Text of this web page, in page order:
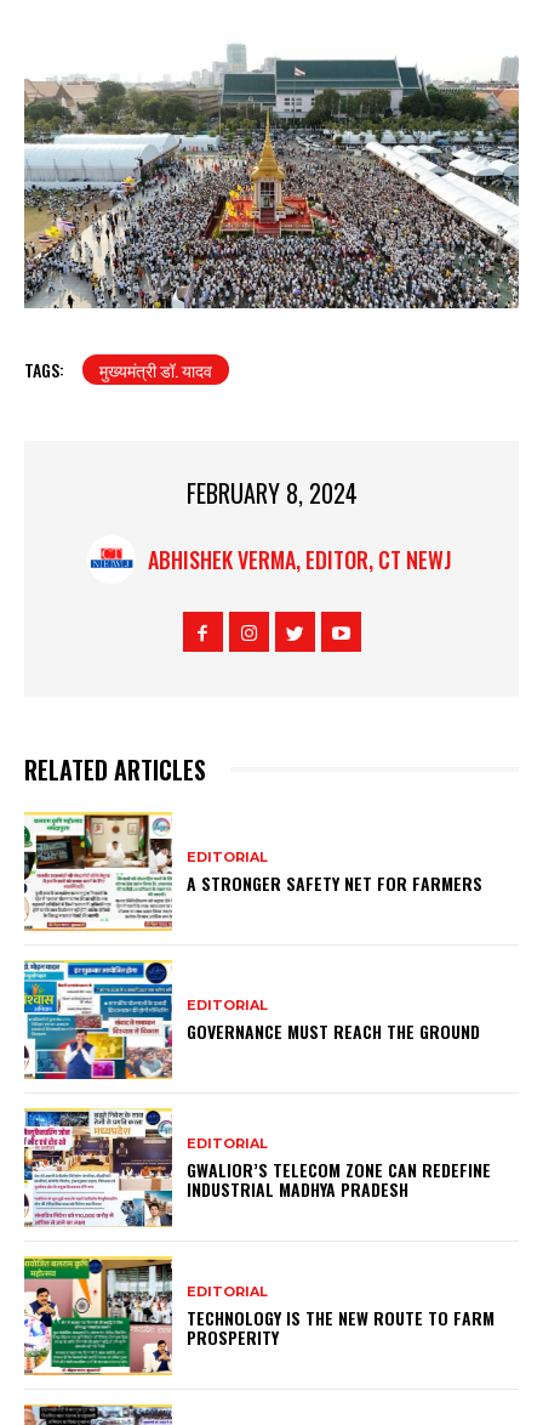
TAGS: मुख्यमंत्री डॉ. यादव
FEBRUARY 8, 2024
ABHISHEK VERMA, EDITOR, CT NEWJ
RELATED ARTICLES
EDITORIAL
A STRONGER SAFETY NET FOR FARMERS
EDITORIAL
GOVERNANCE MUST REACH THE GROUND
EDITORIAL
GWALIOR’S TELECOM ZONE CAN REDEFINE
INDUSTRIAL MADHYA PRADESH
EDITORIAL
TECHNOLOGY IS THE NEW ROUTE TO FARM
PROSPERITY